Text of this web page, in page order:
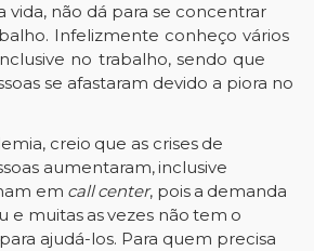
vida, não dá para se concentrar
Infelizmente conheço vários
no trabalho, sendo que
se afastaram devido a piora no
creio que as crises de
aumentaram,inclusive
em callcenter, pois a demanda
e muitas asvezes não tem o
ajudá-los. Para quem precisa